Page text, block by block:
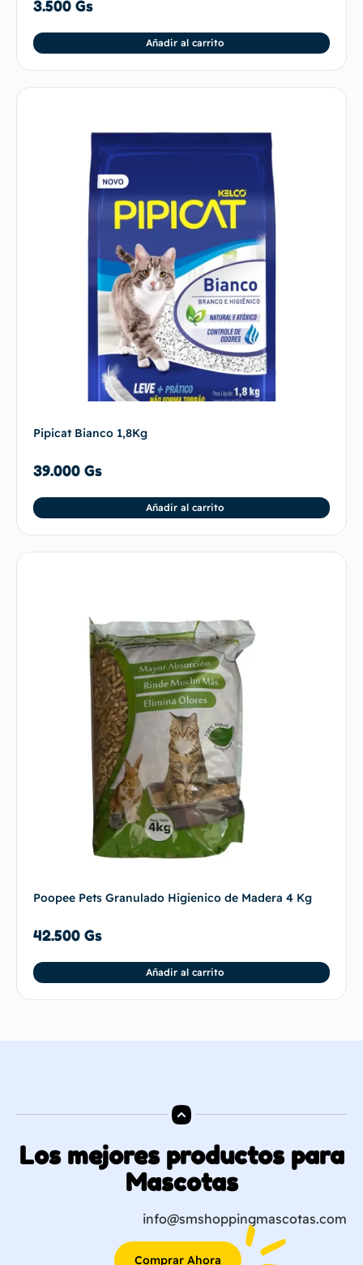
3.500 Gs
Añadir al carrito
Pipicat Bianco 1,8Kg
39.000 Gs
Añadir al carrito
Poopee Pets Granulado Higienico de Madera 4 Kg
42.500 Gs
Añadir al carrito
Los mejores productos para
Mascotas
info@smshoppingmascotas.com
Comprar Ahora